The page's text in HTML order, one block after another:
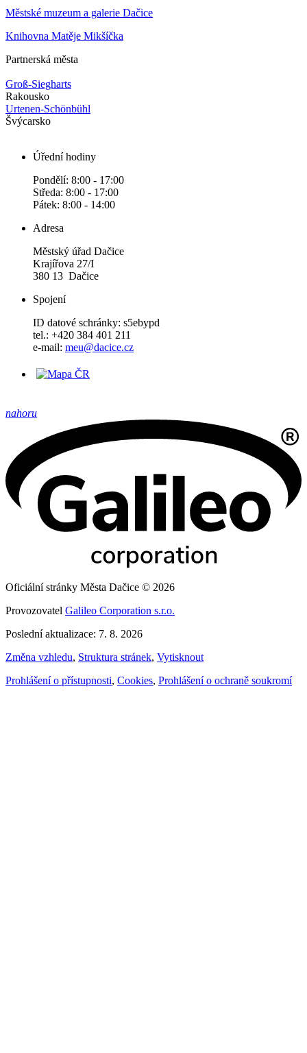
Městské muzeum a galerie Dačice
Knihovna Matěje Mikšíčka
Partnerská města
Groß-Siegharts
Rakousko
Urtenen-Schönbühl
Švýcarsko
Úřední hodiny
Pondělí: 8:00 - 17:00
Středa: 8:00 - 17:00
Pátek: 8:00 - 14:00
Adresa
Městský úřad Dačice
Krajířova 27/I
380 13 Dačice
Spojení
ID datové schránky: s5ebypd
tel.: +420 384 401 211
e-mail: meu@dacice.cz
nahoru
Oficiální stránky Města Dačice © 2026
Provozovatel Galileo Corporation s.r.o.
Poslední aktualizace: 7. 8. 2026
Změna vzhledu, Struktura stránek, Vytisknout
Prohlášení o přístupnosti, Cookies, Prohlášení o ochraně soukromí